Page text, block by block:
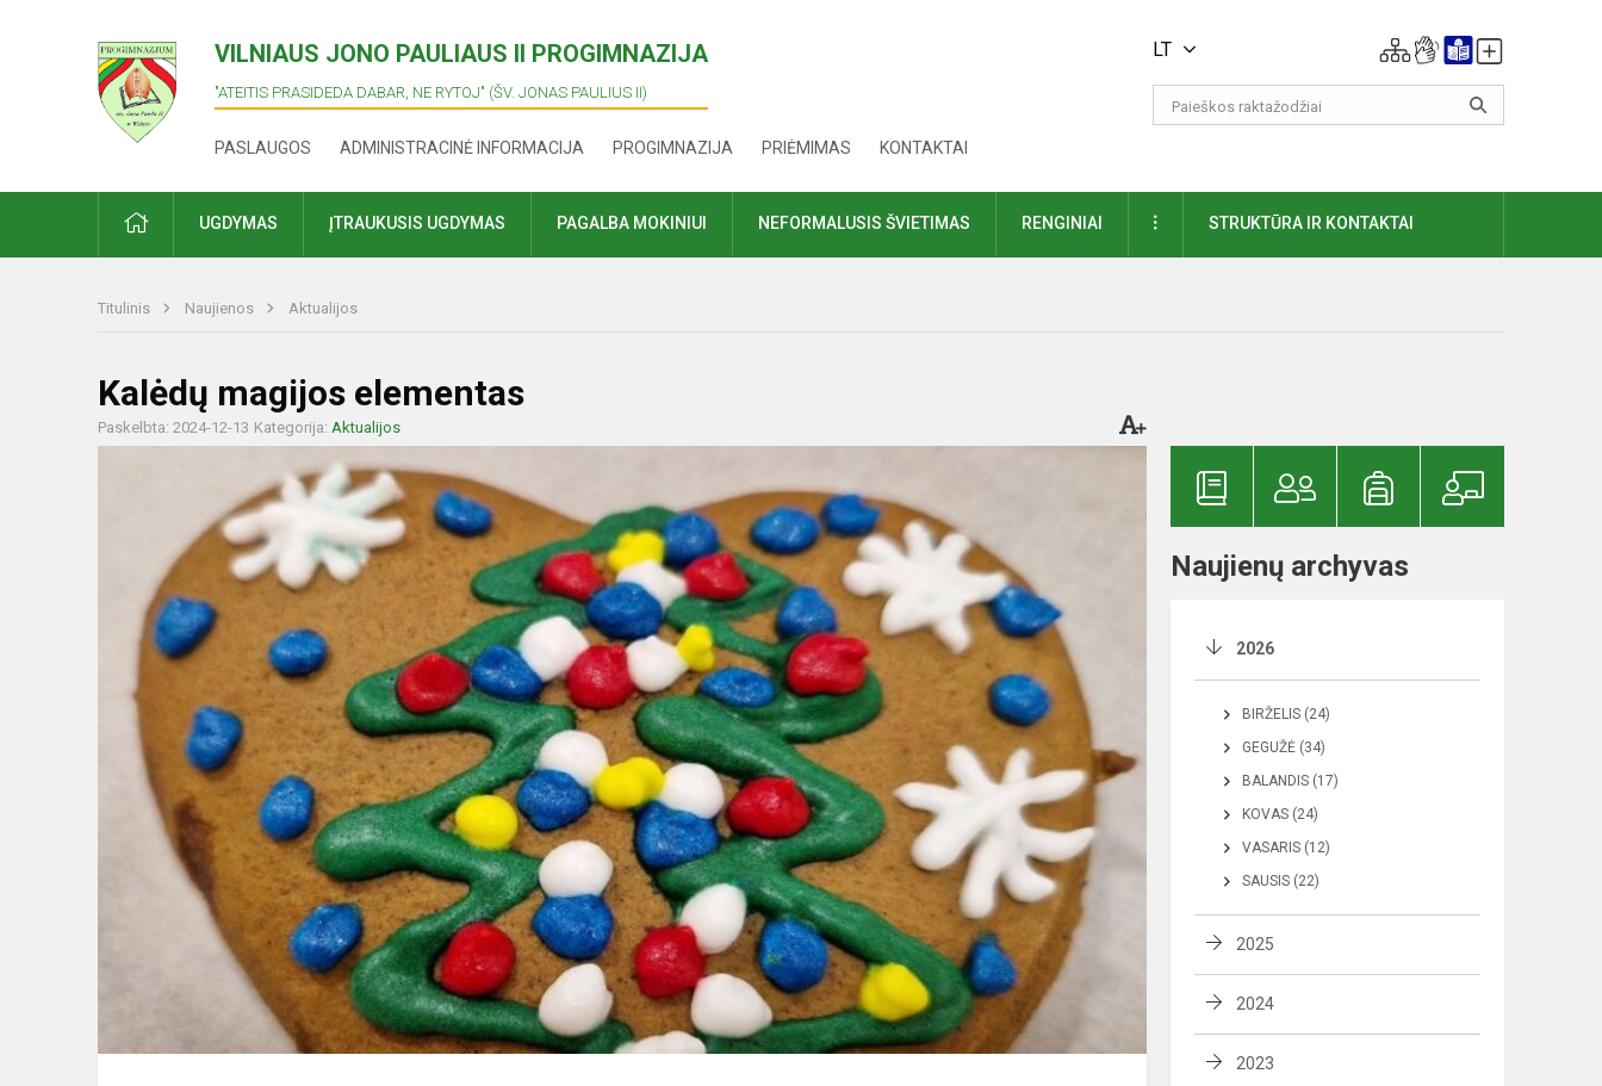
VILNIAUS JONO PAULIAUS II PROGIMNAZIJA
"ATEITIS PRASIDEDA DABAR, NE RYTOJ" (ŠV. JONAS PAULIUS II)
PASLAUGOS ADMINISTRACINĖ INFORMACIJA PROGIMNAZIJA PRIĖMIMAS KONTAKTAI
LT
PRADŽIAUGDYMAS ĮTRAUKUSIS UGDYMAS PAGALBA MOKINIUI NEFORMALUSIS ŠVIETIMAS RENGINIAI DAUGIAUSTRUKTŪRA IR KONTAKTAI
Titulinis Naujienos Aktualijos
Kalėdų magijos elementas
Paskelbta: 2024-12-13 Kategorija: Aktualijos
Naujienų archyvas
2026
BIRŽELIS (24)
GEGUŽĖ (34)
BALANDIS (17)
KOVAS (24)
VASARIS (12)
SAUSIS (22)
2025
2024
2023